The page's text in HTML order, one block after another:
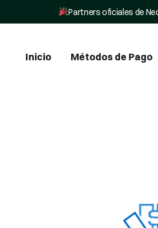
Partners oficiales de
Inicio Métodos de Pago